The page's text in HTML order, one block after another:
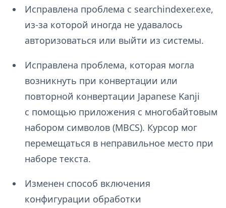
Исправлена проблема с searchindexer.exe,
из-за которой иногда не удавалось
авторизоваться или выйти из системы.
Исправлена проблема, которая могла
возникнуть при конвертации или
повторной конвертации Japanese Kanji
с помощью приложения с многобайтовым
набором символов (MBCS). Курсор мог
перемещаться в неправильное место при
наборе текста.
Изменен способ включения
конфигурации обработки